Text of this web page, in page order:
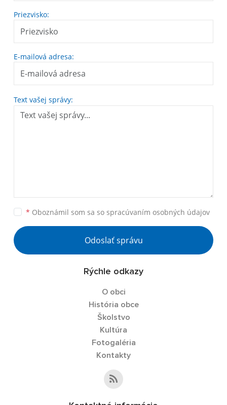
Priezvisko:
E-mailová adresa:
Text vašej správy:
* Oboznámil som sa so spracúvaním osobných údajov
Odoslať správu
Rýchle odkazy
O obci
História obce
Školstvo
Kultúra
Fotogaléria
Kontakty